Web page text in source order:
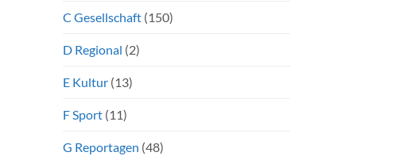
C Gesellschaft (150)
D Regional (2)
E Kultur (13)
F Sport (11)
G Reportagen (48)